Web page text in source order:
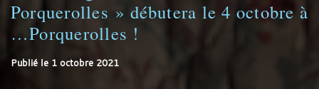
Porquerolles » débutera le 4 octobre à
…Porquerolles !
Publié le 1 octobre 2021